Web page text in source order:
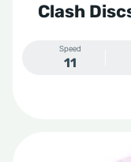
Clash
Speed
11